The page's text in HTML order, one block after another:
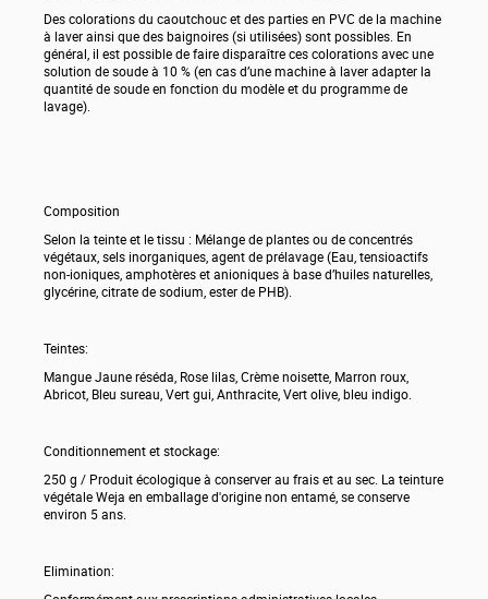
Des colorations du caoutchouc et des parties en PVC de la machine
à laver ainsi que des baignoires (si utilisées) sont possibles. En
général, il est possible de faire disparaître ces colorations avec une
solution de soude à 10 % (en cas d’une machine à laver adapter la
quantité de soude en fonction du modèle et du programme de
lavage).
Composition
Selon la teinte et le tissu : Mélange de plantes ou de concentrés
végétaux, sels inorganiques, agent de prélavage (Eau, tensioactifs
non-ioniques, amphotères et anioniques à base d’huiles naturelles,
glycérine, citrate de sodium, ester de PHB).
Teintes:
Mangue Jaune réséda, Rose lilas, Crème noisette, Marron roux,
Abricot, Bleu sureau, Vert gui, Anthracite, Vert olive, bleu indigo.
Conditionnement et stockage:
250 g / Produit écologique à conserver au frais et au sec. La teinture
végétale Weja en emballage d'origine non entamé, se conserve
environ 5 ans.
Elimination: